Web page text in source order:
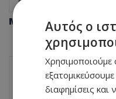
Μοιράσου αυτό το
ΠΡΟΗΓΟΎΜΕΝΟ ΆΡΘΡΟ
Αυτός ο
Χρησιμοποιούμε
διαφημίσεις